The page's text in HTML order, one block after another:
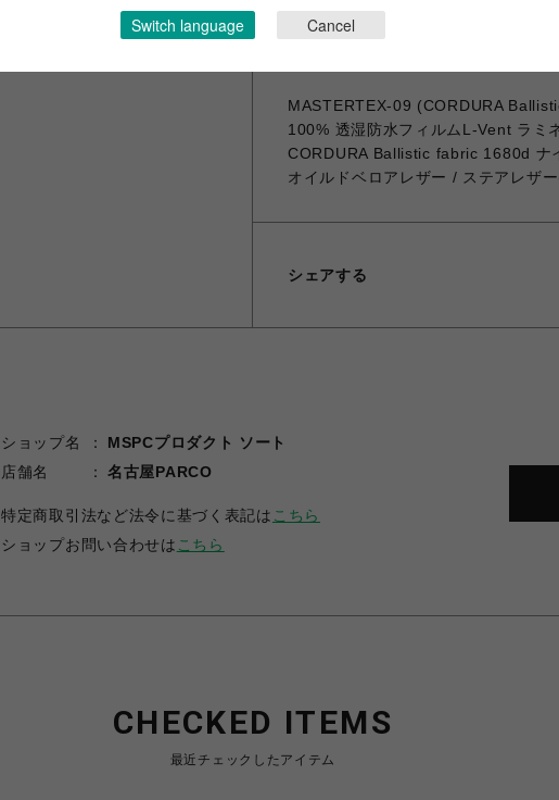
ットがついています。
MASTERTEX-09 (CORDURA
100% 透湿防水フィルムL-Vent ラミ
CORDURA Ballistic fabric 1680d ナ
オイルドベロアレザー / ステアレザ
シェアする
ショップ名
MSPCプロダクト ソート
店舗名
名古屋PARCO
特定商取引法など法令に基づく表記は こちら
ショップお問い合わせは こちら
CHECKED ITEMS
最近チェックしたアイテム
Switch language Cancel